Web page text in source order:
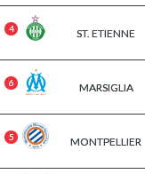
4 ST. ETIENNE
6 MARSIGLIA
5 MONTPELLIER